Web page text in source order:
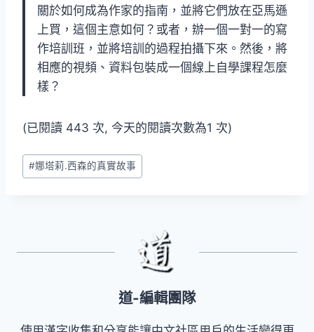
關於如何成為作家的指南，並將它們放在亞馬遜
上買，這個主意如何？或者，辦一個一對一的寫
作培訓班，並將培訓的過程拍攝下來。然後，將
相應的視頻、資料包裝成一個線上自學課程怎麼
樣？
(已閱讀 443 次, 今天的閱讀次數為1 次)
Post
Tags:
#娜塔莉.西森的真實故事
道-編輯團隊